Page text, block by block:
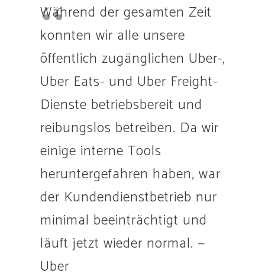
Während der gesamten Zeit
konnten wir alle unsere
öffentlich zugänglichen Uber-,
Uber Eats- und Uber Freight-
Dienste betriebsbereit und
reibungslos betreiben. Da wir
einige interne Tools
heruntergefahren haben, war
der Kundendienstbetrieb nur
minimal beeinträchtigt und
läuft jetzt wieder normal. —
Uber